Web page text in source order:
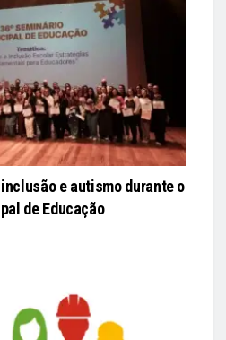
e autismo durante o
de Educação